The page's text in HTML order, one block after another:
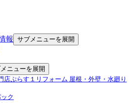
報 サブメニューを展開
ニューを展開
店ぷらす１リフォーム 屋根・外壁・水廻り
ク